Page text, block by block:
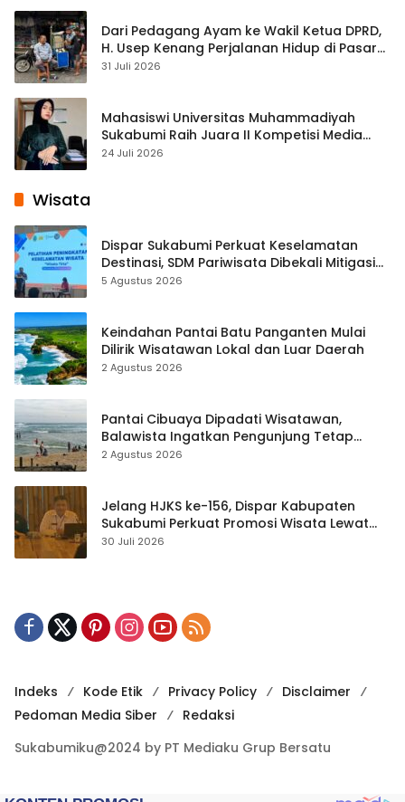
Dari Pedagang Ayam ke Wakil Ketua DPRD,
H. Usep Kenang Perjalanan Hidup di Pasar
Cisaat
31 Juli 2026
Mahasiswi Universitas Muhammadiyah
Sukabumi Raih Juara II Kompetisi Media
Pembelajaran Digital Tingkat Internasional
24 Juli 2026
Wisata
Dispar Sukabumi Perkuat Keselamatan
Destinasi, SDM Pariwisata Dibekali Mitigasi
hingga Teknik Evakuasi
5 Agustus 2026
Keindahan Pantai Batu Panganten Mulai
Dilirik Wisatawan Lokal dan Luar Daerah
2 Agustus 2026
Pantai Cibuaya Dipadati Wisatawan,
Balawista Ingatkan Pengunjung Tetap
Waspada
2 Agustus 2026
Jelang HJKS ke-156, Dispar Kabupaten
Sukabumi Perkuat Promosi Wisata Lewat
Publikasi Digital
30 Juli 2026
Indeks Kode Etik Privacy Policy
Disclaimer
Pedoman Media Siber
Redaksi
Sukabumiku@2024 by PT Mediaku Grup Bersatu